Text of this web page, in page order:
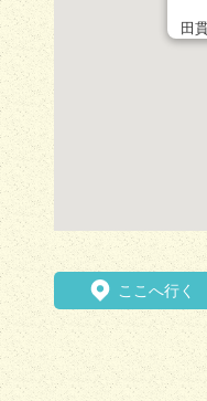
田
ここへ行く